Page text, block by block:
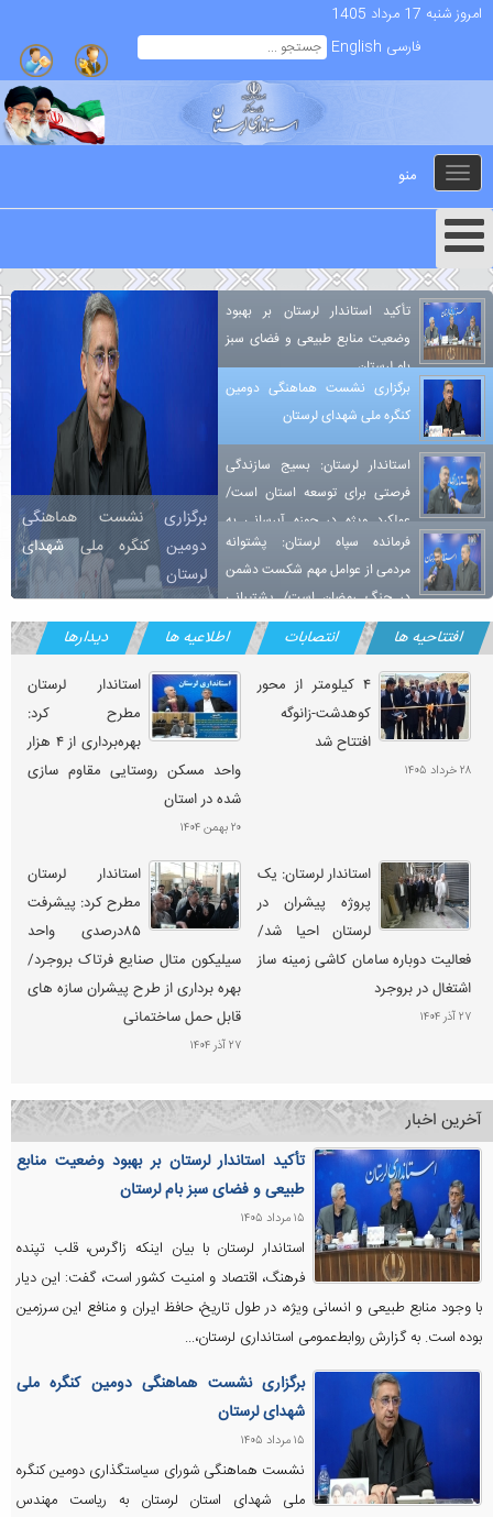
امروز شنبه 17 مرداد 1405
فارسی English
Toggle
navigation
منو
برگزاری نشست هماهنگی
دومین کنگره ملی شهدای
لرستان
تأکید استاندار لرستان بر بهبود
وضعیت منابع طبیعی و فضای سبز
بام لرستان
برگزاری نشست هماهنگی دومین
کنگره ملی شهدای لرستان
استاندار لرستان: بسیج سازندگی
فرصتی برای توسعه استان است/
عملکرد ویژه در حوزه آبرسانی به
روستاها و مدرسه‌سازیفرمانده سپاه لرستان: پشتوانه
مردمی از عوامل مهم شکست دشمن
در جنگ رمضان است/ پشتیبانی
ویژه استاندار و فرمانداران در جریان جنگ‌های اخیر
استاندار لرستان: طرح میدان یار
فرصتی برای نمایش اقتدار، شجاعت
و وفاداری مردم لرستان در میدان و
خیابان
افتتاحیه ها انتصابات اطلاعیه ها دیدارها
۴ کیلومتر از محور
کوهدشت-زانوگه
افتتاح شد
۲۸ خرداد ۱۴۰۵
استاندار لرستان
مطرح کرد:
بهره‌برداری از ۴ هزار
واحد مسکن روستایی مقاوم سازی
شده در استان
۲۰ بهمن ۱۴۰۴
استاندار لرستان: یک
پروژه پیشران در
لرستان احیا شد/
فعالیت دوباره سامان کاشی زمینه ساز
اشتغال در بروجرد
۲۷ آذر ۱۴۰۴
استاندار لرستان
مطرح کرد: پیشرفت
۸۵درصدی واحد
سیلیکون متال صنایع فرتاک بروجرد/
بهره برداری از طرح پیشران سازه های
قابل حمل ساختمانی
۲۷ آذر ۱۴۰۴
آخرین اخبار
تأکید استاندار لرستان بر بهبود وضعیت منابع
طبیعی و فضای سبز بام لرستان
۱۵ مرداد ۱۴۰۵
استاندار لرستان با بیان اینکه زاگرس، قلب تپنده
فرهنگ، اقتصاد و امنیت کشور است، گفت: این دیار
با وجود منابع طبیعی و انسانی ویژه‌، در طول تاریخ، حافظ ایران و منافع این سرزمین
بوده است. به گزارش روابط‌عمومی استانداری لرستان،...
برگزاری نشست هماهنگی دومین کنگره ملی
شهدای لرستان
۱۵ مرداد ۱۴۰۵
نشست هماهنگی شورای سیاستگذاری دومین کنگره
ملی شهدای استان لرستان به ریاست مهندس